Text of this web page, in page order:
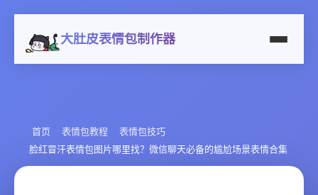
大肚皮表情包制作器
首页 表情包教程
表情包技巧
脸红冒汗表情包图片哪里找？微信聊天必备的尴尬场景表情合集